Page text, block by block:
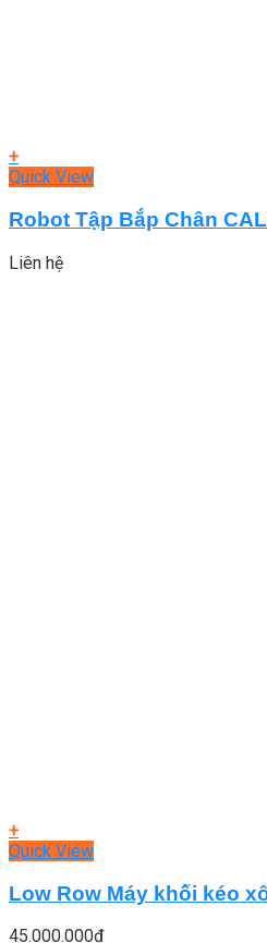
+
Quick View
Robot Tập Bắp Chân
Liên hệ
+
Quick View
Low Row Máy khối kéo
45.000.000₫